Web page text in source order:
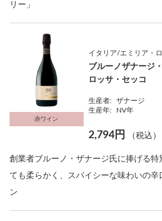
リー」
赤ワイン
イタリア/エミリア・
ブルーノザナージ
ロッサ・セッコ
生産者:
ザナージ
生産年:
NV年
2,794円 （税込）
創業者ブルーノ・ザナージ氏に捧げる特
ても柔らかく、スパイシーな味わいの辛
ン